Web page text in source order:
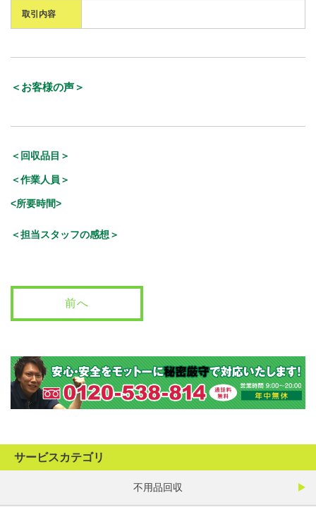
取引内容
＜お客様の声＞
＜回収品目＞
＜作業人員＞
<所要時間>
＜担当スタッフの感想＞
前へ
サービスカテゴリ
不用品回収